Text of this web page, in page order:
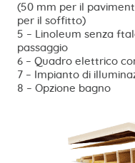
(50 mm per il
per il soffitto)
5 – Linoleum senza
passaggio
6 – Quadro elettrico
7 – Impianto di
8 – Opzione bagno